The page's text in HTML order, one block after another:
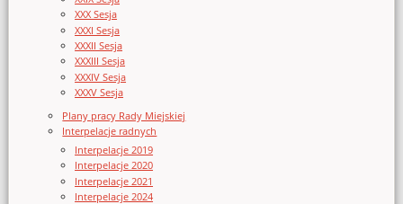
XXX Sesja
XXXI Sesja
XXXII Sesja
XXXIII Sesja
XXXIV Sesja
XXXV Sesja
Plany pracy Rady Miejskiej
Interpelacje radnych
Interpelacje 2019
Interpelacje 2020
Interpelacje 2021
Interpelacje 2024